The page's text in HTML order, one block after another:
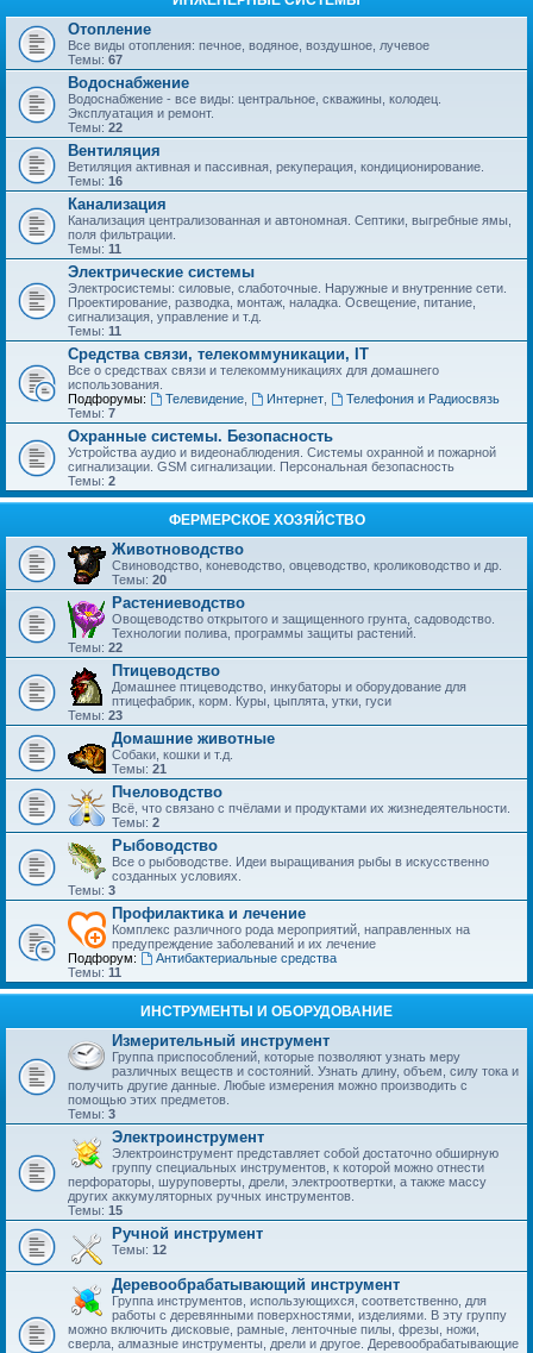
Отопление
Все виды отопления: печное, водяное, воздушное, лучевое
Темы: 67
Водоснабжение
Водоснабжение - все виды: центральное, скважины, колодец.
Эксплуатация и ремонт.
Темы: 22
Вентиляция
Ветиляция активная и пассивная, рекуперация, кондиционирование.
Темы: 16
Канализация
Канализация централизованная и автономная. Септики, выгребные ямы,
поля фильтрации.
Темы: 11
Электрические системы
Электросистемы: силовые, слаботочные. Наружные и внутренние сети.
Проектирование, разводка, монтаж, наладка. Освещение, питание,
сигнализация, управление и т.д.
Темы: 11
Средства связи, телекоммуникации, IT
Все о средствах связи и телекоммуникациях для домашнего
использования.
Подфорумы:
Телевидение, Интернет,
Телефония и Радиосвязь
Темы: 7
Охранные системы. Безопасность
Устройства аудио и видеонаблюдения. Системы охранной и пожарной
сигнализации. GSM сигнализации. Персональная безопасность
Темы: 2
ФЕРМЕРСКОЕ ХОЗЯЙСТВО
Животноводство
Свиноводство, коневодство, овцеводство, кролиководство и др.
Темы: 20
Растениеводство
Овощеводство открытого и защищенного грунта, садоводство.
Технологии полива, программы защиты растений.
Темы: 22
Птицеводство
Домашнее птицеводство, инкубаторы и оборудование для
птицефабрик, корм. Куры, цыплята, утки, гуси
Темы: 23
Домашние животные
Собаки, кошки и т.д.
Темы: 21
Пчеловодство
Всё, что связано с пчёлами и продуктами их жизнедеятельности.
Темы: 2
Рыбоводство
Все о рыбоводстве. Идеи выращивания рыбы в искусственно
созданных условиях.
Темы: 3
Профилактика и лечение
Комплекс различного рода мероприятий, направленных на
предупреждение заболеваний и их лечение
Подфорум:
Антибактериальные средства
Темы: 11
ИНСТРУМЕНТЫ И ОБОРУДОВАНИЕ
Измерительный инструмент
Группа приспособлений, которые позволяют узнать меру
различных веществ и состояний. Узнать длину, объем, силу тока и
получить другие данные. Любые измерения можно производить с
помощью этих предметов.
Темы: 3
Электроинструмент
Электроинструмент представляет собой достаточно обширную
группу специальных инструментов, к которой можно отнести
перфораторы, шуруповерты, дрели, электроотвертки, а также массу
других аккумуляторных ручных инструментов.
Темы: 15
Ручной инструмент
Темы: 12
Деревообрабатывающий инструмент
Группа инструментов, использующихся, соответственно, для
работы с деревянными поверхностями, изделиями. В эту группу
можно включить дисковые, рамные, ленточные пилы, фрезы, ножи,
сверла, алмазные инструменты, дрели и другое. Деревообрабатывающие